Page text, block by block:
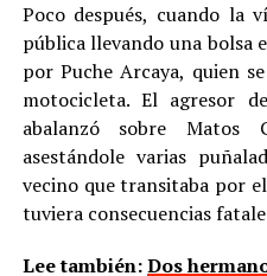
Poco después, cuando la
pública llevando una bolsa
por Puche Arcaya, quien
motocicleta. El agresor
abalanzó sobre Matos
asestándole varias
vecino que transitaba por
tuviera consecuencias
Lee también:Dos